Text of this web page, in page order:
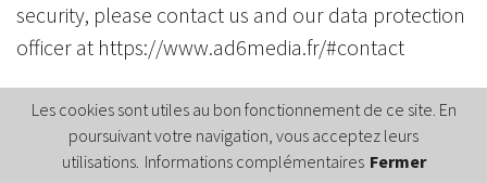
Les cookies sont utiles au bon fonctionnement de ce site. En
poursuivant votre navigation, vous acceptez leurs
utilisations. Informations complémentaires Fermer
security, please contact us and our data protection
officer at https://www.ad6media.fr/#contact